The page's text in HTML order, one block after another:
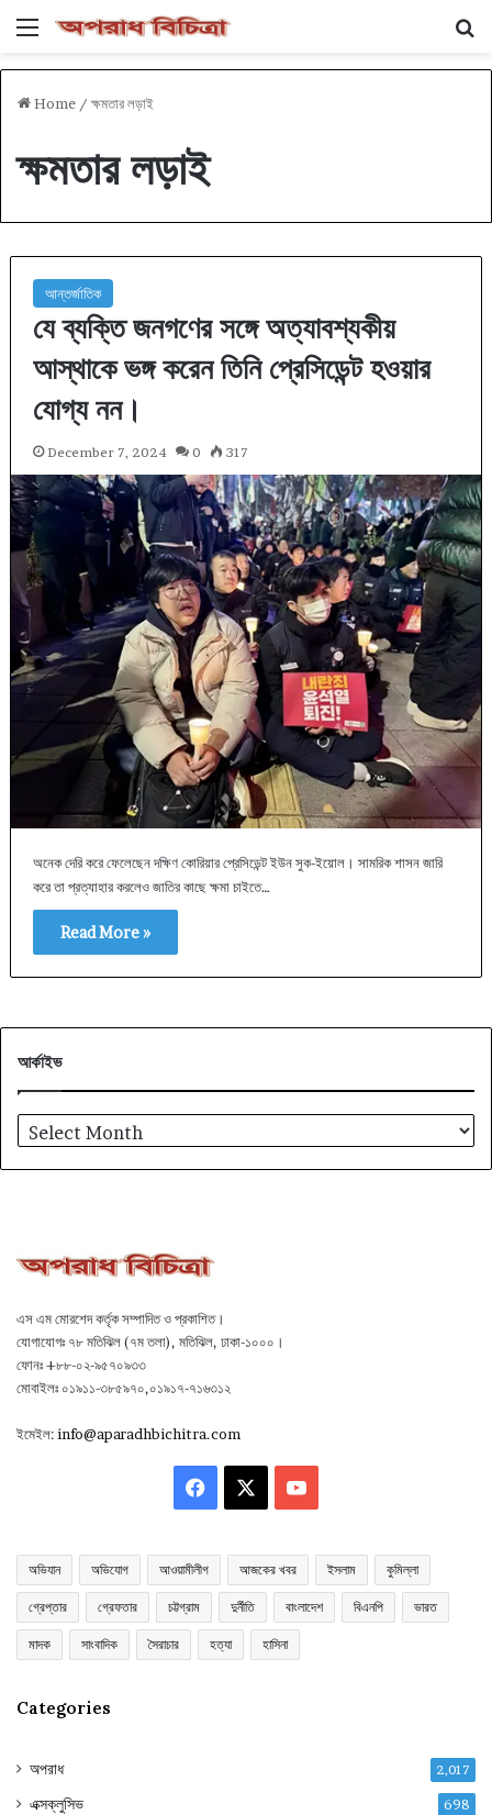
Menu
Home / ক্ষমতার লড়াই
ক্ষমতার লড়াই
আন্তর্জাতিক
যে ব্যক্তি জনগণের সঙ্গে অত্যাবশ্যকীয়
আস্থাকে ভঙ্গ করেন তিনি প্রেসিডেন্ট হওয়ার
যোগ্য নন।
December 7, 2024 0 317
অনেক দেরি করে ফেলেছেন দক্ষিণ কোরিয়ার প্রেসিডেন্ট ইউন সুক-ইয়োল। সামরিক শাসন জারি
করে তা প্রত্যাহার করলেও জাতির কাছে ক্ষমা চাইতে…
Read More »
আর্কাইভ
আর্কাইভ
এস এম মোরশেদ কর্তৃক সম্পাদিত ও প্রকাশিত।
যোগাযোগঃ ৭৮ মতিঝিল (৭ম তলা), মতিঝিল, ঢাকা-১০০০।
ফোনঃ +৮৮-০২-৯৫৭০৯৩৩
মোবাইলঃ ০১৯১১-৩৮৫৯৭০,০১৯১৭-৭১৬৩১২
ইমেইল:info@aparadhbichitra.com
Facebook YouTube
অভিযান অভিযোগ আওয়ামীলীগ আজকের খবর ইসলাম কুমিল্লা
গ্রেপ্তার গ্রেফতার চট্টগ্রাম দুর্নীতি বাংলাদেশ বিএনপি ভারত
মাদক সাংবাদিক সৈরাচার হত্যা হাসিনা
Categories
অপরাধ 2,017
এক্সক্লুসিভ 698